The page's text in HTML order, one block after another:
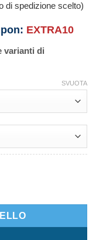
di spedizione scelto)
EXTRA10
varianti di
SVUOTA